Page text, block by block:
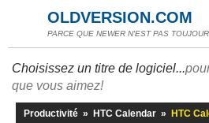
OLDVERSION.COM
PARCE QUE NEWER N'EST PAS
Choisissez un titre de logiciel...
que vous aimez!
Productivité » HTC Calendar »
HTC